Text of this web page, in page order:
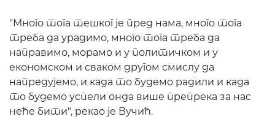
"Много тога тешког је пред нама, много тога
треба да урадимо, много тога треба да
направимо, морамо и у политичком и у
економском и сваком другом смислу да
напредујемо, и када то будемо радили и када
то будемо успели онда више препрека за нас
неће бити", рекао је Вучић.